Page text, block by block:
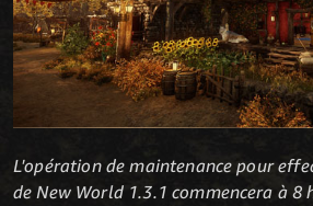
L'opération de maintenance pour
de New World 1.3.1 commencera à 8